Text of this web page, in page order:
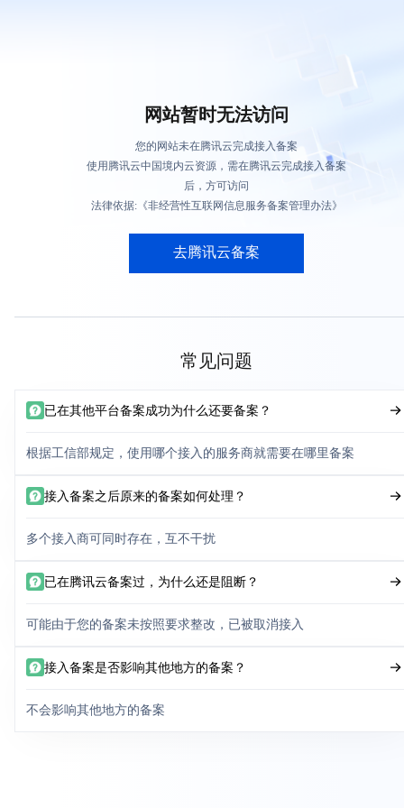
网站暂时无法访问
您的网站未在腾讯云完成接入备案
使用腾讯云中国境内云资源，需在腾讯云完成接入备案
后，方可访问
法律依据:《非经营性互联网信息服务备案管理办法》
去腾讯云备案
常见问题
已在其他平台备案成功为什么还要备案？
根据工信部规定，使用哪个接入的服务商就需要在哪里备案
接入备案之后原来的备案如何处理？
多个接入商可同时存在，互不干扰
已在腾讯云备案过，为什么还是阻断？
可能由于您的备案未按照要求整改，已被取消接入
接入备案是否影响其他地方的备案？
不会影响其他地方的备案